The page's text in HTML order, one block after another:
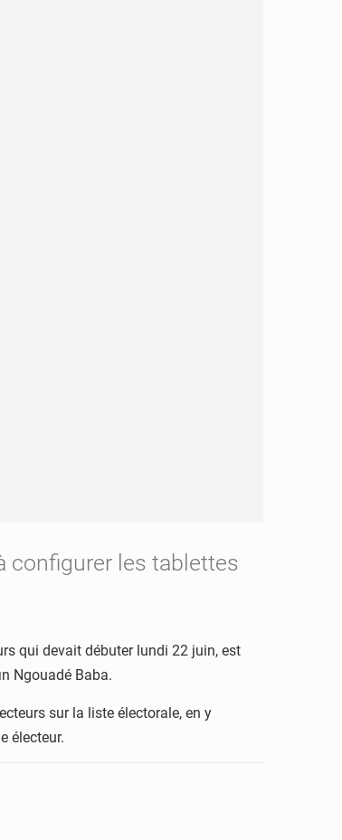
configurer les tablettes
qui devait débuter lundi 22 juin, est
Ngouadé Baba.
sur la liste électorale, en y
électeur.